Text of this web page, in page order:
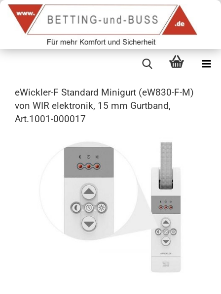
eWickler-F Standard Minigurt (eW830-F-M)
von WIR elektronik, 15 mm Gurtband,
Art.1001-000017